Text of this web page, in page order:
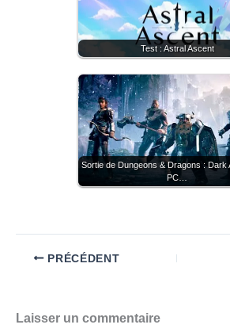
Test : Astral Ascent
Sortie de Dungeons & Dragons : Dark
PC…
PRÉCÉDENT
Laisser un commentaire